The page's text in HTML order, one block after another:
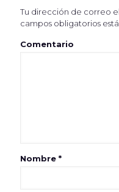
Tu dirección de correo
campos obligatorios
Comentario
Nombre *